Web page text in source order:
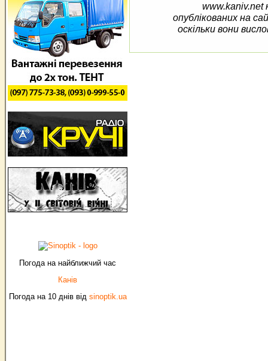
Погода на найближчий час
Канів
Погода на 10 днів від sinoptik.ua
www.kaniv.net
опублікованих на
оскільки вони